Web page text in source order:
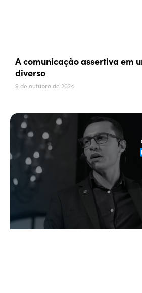
A comunicação assertiva em
diverso
9 de outubro de 2024